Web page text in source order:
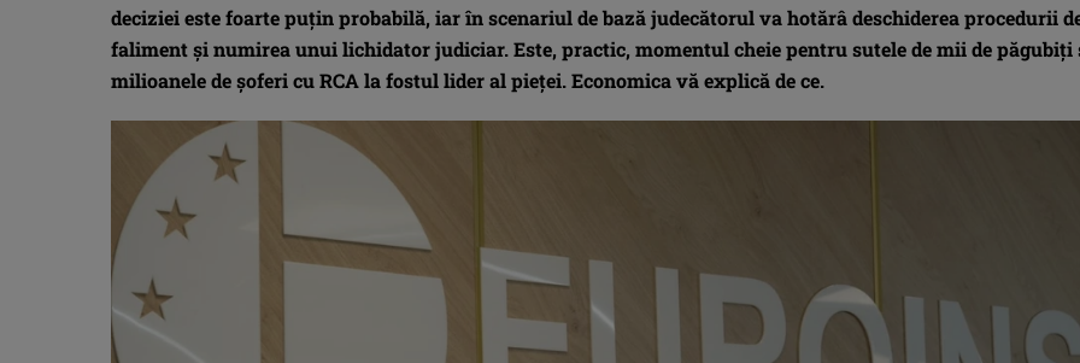
deciziei este foarte puțin probabilă, iar în scenariul de bază judecătorul va hotărâ deschiderea procedurii
faliment și numirea unui lichidator judiciar. Este, practic, momentul cheie pentru sutele de mii de păgubiți
milioanele de șoferi cu RCA la fostul lider al pieței. Economica vă explică de ce.